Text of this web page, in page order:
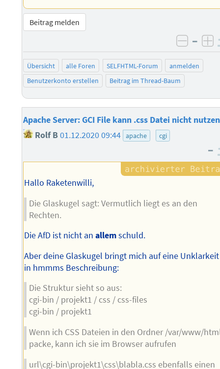
Beitrag melden
–
Übersicht alle Foren SELFHTML-Forum
anmelden
Benutzerkonto erstellen
Beitrag im Thread-Baum
Apache Server: GCI File kann .css Datei nicht nutzen
Rolf B01.12.2020 09:44 apache cgi
–
Hallo Raketenwilli,
Die Glaskugel sagt: Vermutlich liegt es an den
Rechten.
Die AfD ist nicht anallemschuld.
Aber deine Glaskugel bringt mich auf eine Unklarkeit
in hmmms Beschreibung:
Die Struktur sieht so aus:
cgi-bin / projekt1 / css / css-files
cgi-bin / projekt1
Wenn ich CSS Dateien in den Ordner /var/www/
packe, kann ich sie im Browser aufrufen
url\cgi-bin\projekt1\css\blabla.css ebenfalls einen